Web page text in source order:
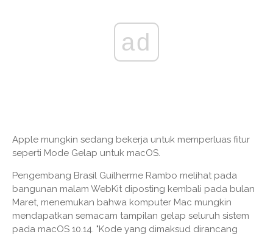
ad
Apple mungkin sedang bekerja untuk memperluas fitur
seperti Mode Gelap untuk macOS.
Pengembang Brasil Guilherme Rambo melihat pada
bangunan malam WebKit diposting kembali pada bulan
Maret, menemukan bahwa komputer Mac mungkin
mendapatkan semacam tampilan gelap seluruh sistem
pada macOS 10.14. "Kode yang dimaksud dirancang